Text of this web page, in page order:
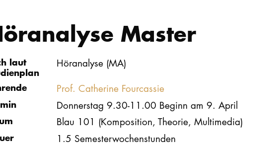
Master
laut
Höranalyse (MA)
Prof. Catherine Fourcassie
Donnerstag 9.30-11.00 Beginn am 9. April
Blau 101 (Komposition, Theorie, Multimedia)
1.5 Semesterwochenstunden